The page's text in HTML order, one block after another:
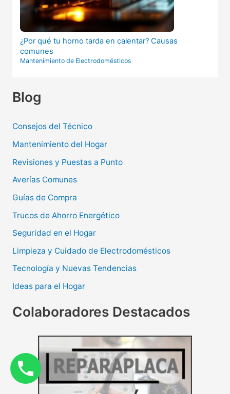
¿Por qué tu horno tarda en calentar? Causas
comunes
Mantenimiento de Electrodomésticos
Blog
Consejos del Técnico
Mantenimiento del Hogar
Revisiones y Puestas a Punto
Averías Comunes
Guías de Compra
Trucos de Ahorro Energético
Seguridad en el Hogar
Limpieza y Cuidado de Electrodomésticos
Tecnología y Nuevas Tendencias
Ideas para el Hogar
Colaboradores Destacados